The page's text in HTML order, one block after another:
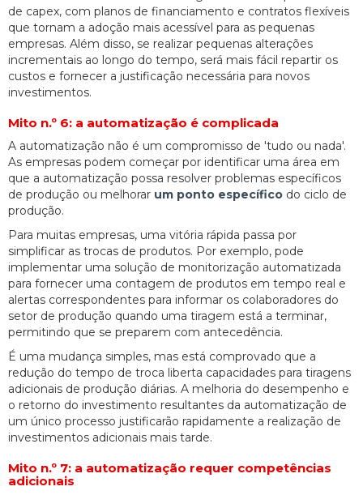
de capex, com planos de financiamento e contratos flexíveis
que tornam a adoção mais acessível para as pequenas
empresas. Além disso, se realizar pequenas alterações
incrementais ao longo do tempo, será mais fácil repartir os
custos e fornecer a justificação necessária para novos
investimentos.
Mito n.º 6: a automatização é complicada
A automatização não é um compromisso de 'tudo ou nada'.
As empresas podem começar por identificar uma área em
que a automatização possa resolver problemas específicos
de produção ou melhorar um ponto específico do ciclo de
produção.
Para muitas empresas, uma vitória rápida passa por
simplificar as trocas de produtos. Por exemplo, pode
implementar uma solução de monitorização automatizada
para fornecer uma contagem de produtos em tempo real e
alertas correspondentes para informar os colaboradores do
setor de produção quando uma tiragem está a terminar,
permitindo que se preparem com antecedência.
É uma mudança simples, mas está comprovado que a
redução do tempo de troca liberta capacidades para tiragens
adicionais de produção diárias. A melhoria do desempenho e
o retorno do investimento resultantes da automatização de
um único processo justificarão rapidamente a realização de
investimentos adicionais mais tarde.
Mito n.º 7: a automatização requer competências
adicionais